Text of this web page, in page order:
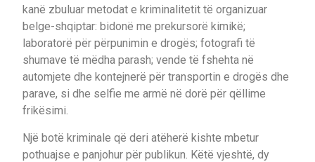
kanë zbuluar metodat e kriminalitetit të organizuar
belge-shqiptar: bidonë me prekursorë kimikë;
laboratorë për përpunimin e drogës; fotografi të
shumave të mëdha parash; vende të fshehta në
automjete dhe kontejnerë për transportin e drogës dhe
parave, si dhe selfie me armë në dorë për qëllime
frikësimi.
Një botë kriminale që deri atëherë kishte mbetur
pothuajse e panjohur për publikun. Këtë vjeshtë, dy